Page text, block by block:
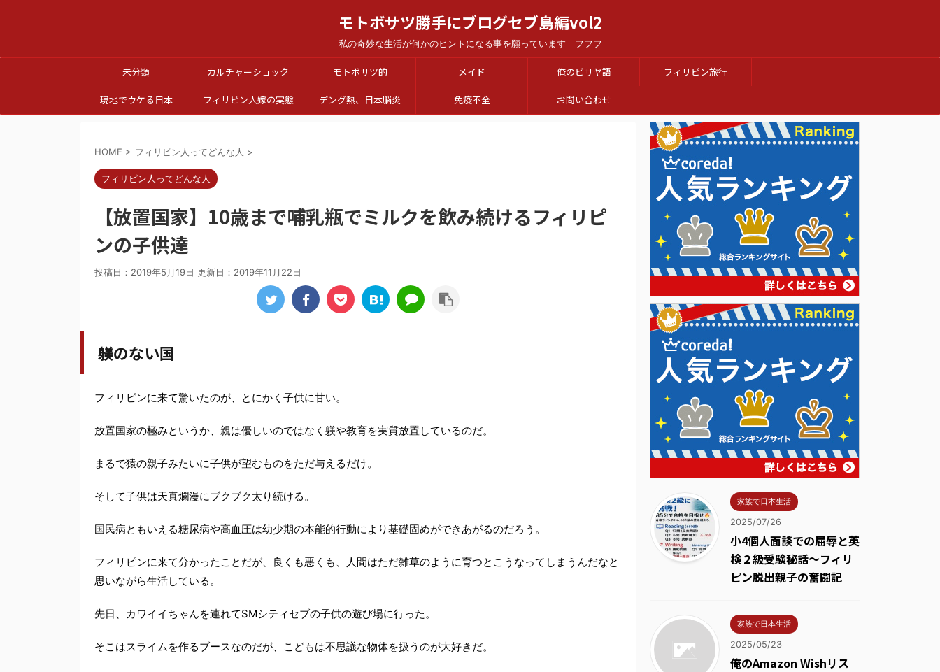
モトボサツ勝手にブログセブ島編vol2
私の奇妙な生活が何かのヒントになる事を願っています フフフ
未分類 カルチャーショック モトボサツ的 メイド 俺のビサヤ語 フィリピン旅行
現地でウケる日本 フィリピン人嫁の実態 デング熱、日本脳炎 免疫不全 お問い合わせ
HOME > フィリピン人ってどんな人 >
フィリピン人ってどんな人
【放置国家】10歳まで哺乳瓶でミルクを飲み続けるフィリピ
ンの子供達
投稿日：2019年5月19日 更新日： 2019年11月22日
躾のない国
フィリピンに来て驚いたのが、とにかく子供に甘い。
放置国家の極みというか、親は優しいのではなく躾や教育を実質放置しているのだ。
まるで猿の親子みたいに子供が望むものをただ与えるだけ。
そして子供は天真爛漫にブクブク太り続ける。
国民病ともいえる糖尿病や高血圧は幼少期の本能的行動により基礎固めができあがるのだろう。
フィリピンに来て分かったことだが、良くも悪くも、人間はただ雑草のように育つとこうなってしまうんだなと
思いながら生活している。
先日、カワイイちゃんを連れてSMシティセブの子供の遊び場に行った。
そこはスライムを作るブースなのだが、こどもは不思議な物体を扱うのが大好きだ。
家族で日本生活
2025/07/26
小4個人面談での屈辱と英
検２級受験秘話～フィリ
ピン脱出親子の奮闘記
家族で日本生活
2025/05/23
俺のAmazon Wishリス